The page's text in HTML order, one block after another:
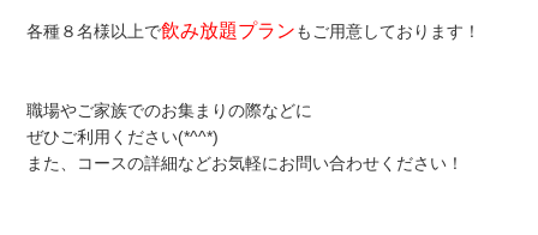
各種８名様以上で飲み放題プランもご用意しております！
職場やご家族でのお集まりの際などに
ぜひご利用ください(*^^*)
また、コースの詳細などお気軽にお問い合わせください！